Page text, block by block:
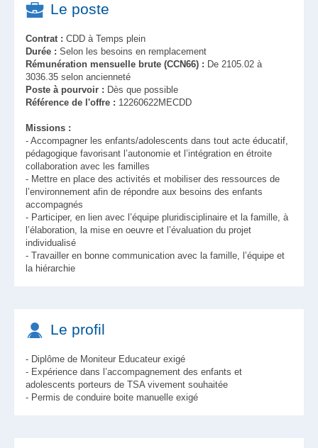
Le poste
Contrat : CDD à Temps plein
Durée : Selon les besoins en remplacement
Rémunération mensuelle brute (CCN66) : De 2105.02 à
3036.35 selon ancienneté
Poste à pourvoir : Dès que possible
Référence de l'offre : 12260622MECDD
Missions :
- Accompagner les enfants/adolescents dans tout acte éducatif,
pédagogique favorisant l’autonomie et l’intégration en étroite
collaboration avec les familles
- Mettre en place des activités et mobiliser des ressources de
l’environnement afin de répondre aux besoins des enfants
accompagnés
- Participer, en lien avec l’équipe pluridisciplinaire et la famille, à
l’élaboration, la mise en oeuvre et l’évaluation du projet
individualisé
- Travailler en bonne communication avec la famille, l’équipe et
la hiérarchie
Le profil
- Diplôme de Moniteur Educateur exigé
- Expérience dans l’accompagnement des enfants et
adolescents porteurs de TSA vivement souhaitée
- Permis de conduire boite manuelle exigé